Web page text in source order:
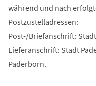
während und nach
Postzustelladressen:
Post-/Briefanschrift:
Lieferanschrift: Stadt
Paderborn.